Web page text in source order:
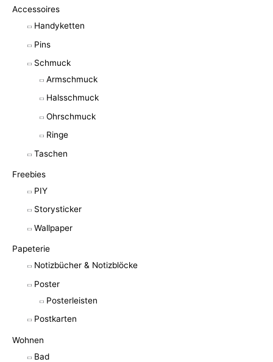
Accessoires
Handyketten
Pins
Schmuck
Armschmuck
Halsschmuck
Ohrschmuck
Ringe
Taschen
Freebies
PIY
Storysticker
Wallpaper
Papeterie
Notizbücher & Notizblöcke
Poster
Posterleisten
Postkarten
Wohnen
Bad